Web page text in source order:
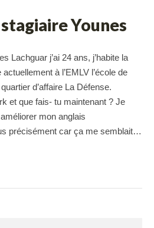
Younes
Lachguar j’ai 24 ans, j’habite la
à l’EMLV l’école de
d’affaire La Défense.
et que fais- tu maintenant ? Je
mon anglais
précisément car ça me semblait…